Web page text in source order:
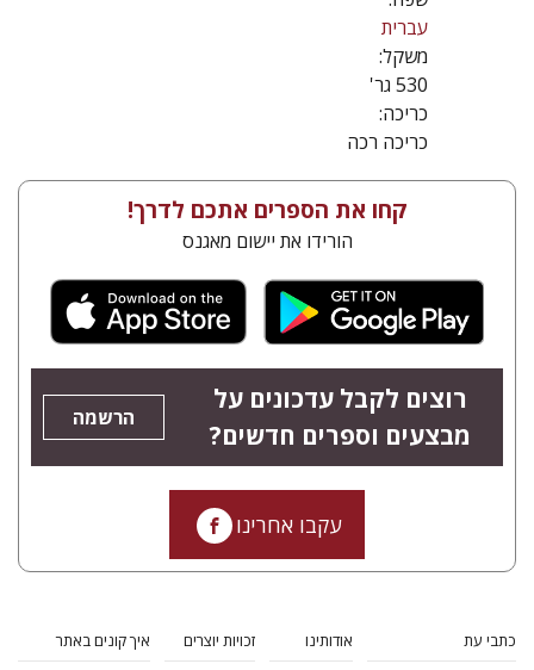
עברית
משקל:
530 גר'
כריכה:
כריכה רכה
קחו את הספרים אתכם לדרך!
הורידו את יישום מאגנס
רוצים לקבל עדכונים על
מבצעים וספרים חדשים?
הרשמה
עקבו אחרינו
כתבי עת
אודותינו
זכויות יוצרים
איך קונים באתר